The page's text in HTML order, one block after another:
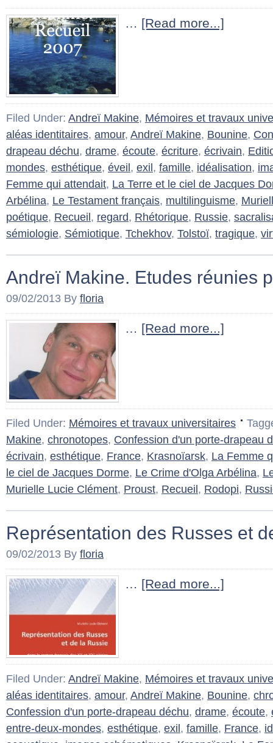
… [Read more...]
Filed Under: Andreï Makine, Mémoires et travaux
aléas identitaires, amour, Andreï Makine, Bounine,
drapeau déchu, drame, écoute, écriture, écrivain,
mondes, esthétique, éveil , exil , famille, idéalisation,
Femme qui attendait, La Terre et le ciel de Jacques
Arbélina, Le Testament français, multilinguisme,
poétique, Recueil , regard, Rhétorique, Russie,
sémiologie, Sémiotique, Tchekhov, Tolstoï, tragique,
Andreï Makine. Etudes réunies
09/02/2013 By floria
… [Read more...]
Filed Under: Mémoires et travaux universitaires
Makine, chronotopes, Confession d'un porte-drapeau
écrivain, esthétique, France, Krasnoïarsk, La Femme
le ciel de Jacques Dorme, Le Crime d'Olga Arbélina,
Murielle Lucie Clément, Proust, Recueil , Rodopi,
Représentation des Russes et
09/02/2013 By floria
… [Read more...]
Filed Under: Andreï Makine, Mémoires et travaux
aléas identitaires, amour, Andreï Makine, Bounine,
Confession d'un porte-drapeau déchu, drame, écoute,
entre-deux-mondes, esthétique, exil , famille, France,